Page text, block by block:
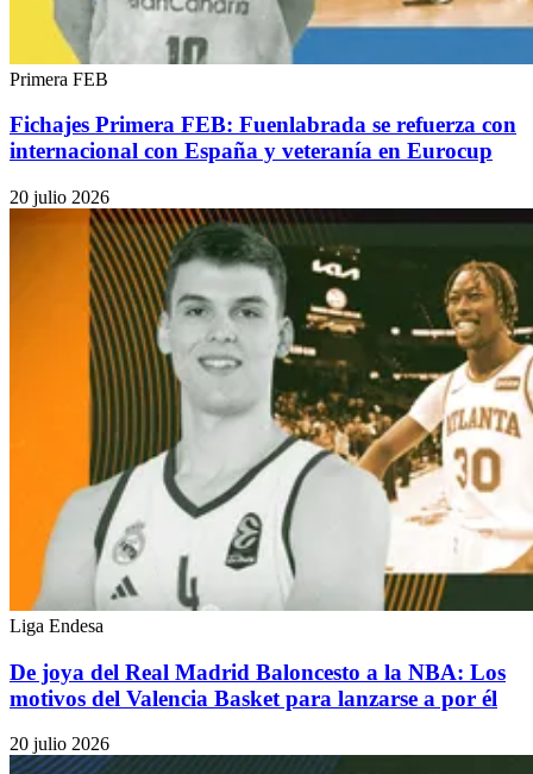
Primera FEB
Fichajes Primera FEB: Fuenlabrada se refuerza con
internacional con España y veteranía en Eurocup
20 julio 2026
Liga Endesa
De joya del Real Madrid Baloncesto a la NBA: Los
motivos del Valencia Basket para lanzarse a por él
20 julio 2026